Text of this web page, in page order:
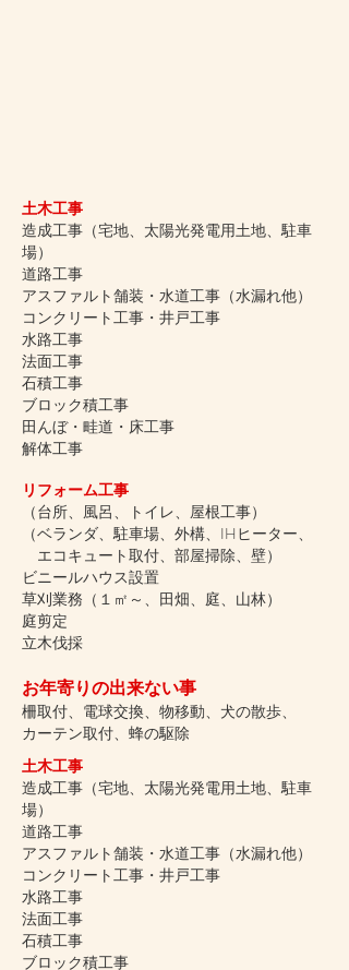
土木工事
造成工事（宅地、太陽光発電用土地、駐車
場）
道路工事
アスファルト舗装・水道工事（水漏れ他）
コンクリート工事・井戸工事
水路工事
法面工事
石積工事
ブロック積工事
田んぼ・畦道・床工事
解体工事
リフォーム工事
（台所、風呂、トイレ、屋根工事）
（ベランダ、駐車場、外構、IHヒーター、
エコキュート取付、部屋掃除、壁）
ビニールハウス設置
草刈業務（１㎡～、田畑、庭、山林）
庭剪定
立木伐採
お年寄りの出来ない事
柵取付、電球交換、物移動、犬の散歩、
カーテン取付、蜂の駆除
土木工事
造成工事（宅地、太陽光発電用土地、駐車
場）
道路工事
アスファルト舗装・水道工事（水漏れ他）
コンクリート工事・井戸工事
水路工事
法面工事
石積工事
ブロック積工事